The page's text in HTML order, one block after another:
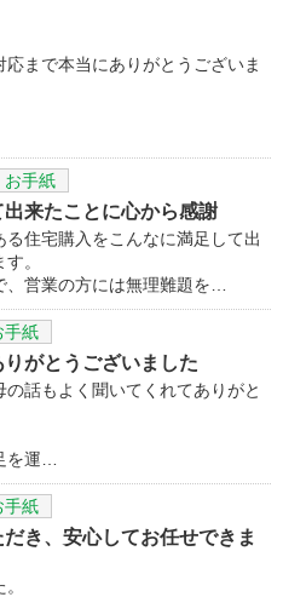
まで本当にありがとうございま
お手紙
来たことに心から感謝
住宅購入をこんなに満足して出
。
営業の方には無理難題を…
手紙
がとうございました
話もよく聞いてくれてありがと
を運…
手紙
き、安心してお任せできま